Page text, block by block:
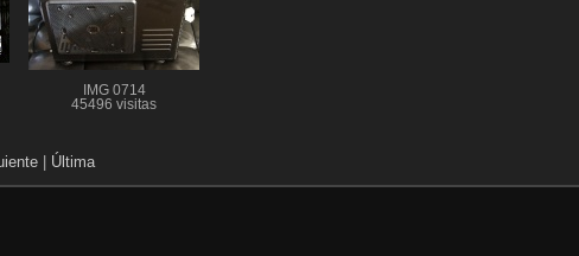
IMG 0714
45496 visitas
Última